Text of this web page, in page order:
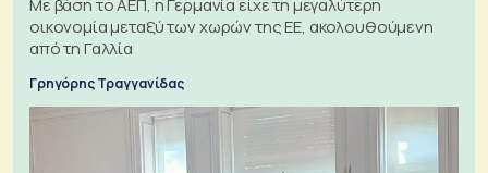
οικονομία μεταξύ των χωρών της ΕΕ, ακολουθούμενη
από τη Γαλλία
Γρηγόρης Τραγγανίδας